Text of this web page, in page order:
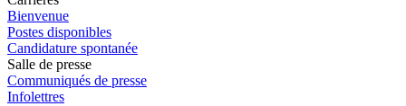
Bienvenue
Postes disponibles
Candidature spontanée
Salle de presse
Communiqués de presse
Infolettres